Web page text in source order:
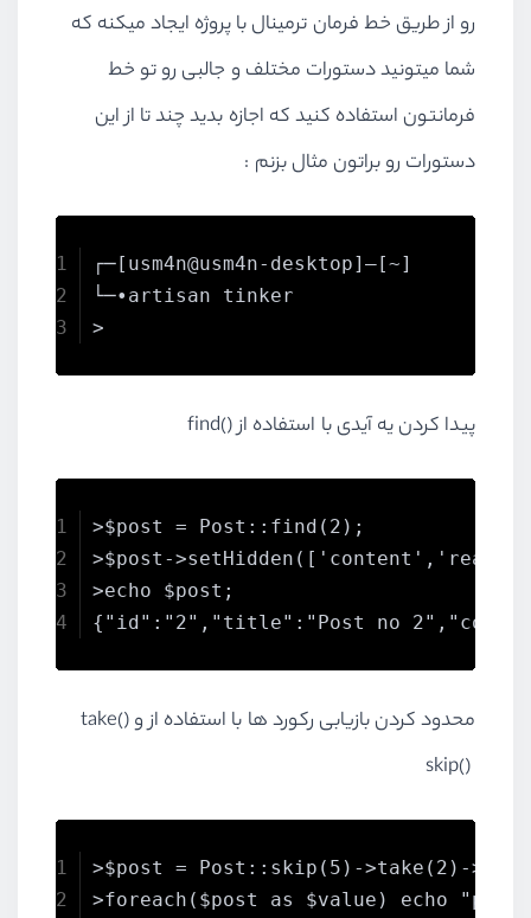
رو از طریق خط فرمان ترمینال با پروژه ایجاد میکنه که
شما میتونید دستورات مختلف و جالبی رو تو خط
فرمانتون استفاده کنید که اجازه بدید چند تا از این
دستورات رو براتون مثال بزنم :
┌─[usm4n@usm4n-desktop]―[~]
└─•artisan tinker
>
پیدا کردن یه آیدی با استفاده ازfind()
>$post = Post::find(2);
>$post-
>echo $post;
{"id":"2","title":"Post no
محدود کردن بازیابی رکورد ها با استفاده از take() و
skip()
>$post = Post::skip(5)->take(2)-
>foreach($post as $value) echo